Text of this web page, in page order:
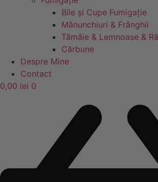
Bile și Cupe Fumigație
Mănunchiuri & Frânghii
Tămâie & Lemnoase &
Cărbune
Despre Mine
Contact
0,00 lei 0